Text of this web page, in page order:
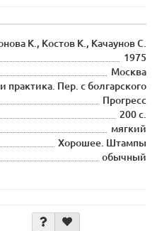
К., Костов К., Качаунов С.
1975
Москва
практика. Пер. с болгарского
Прогресс
200 с.
мягкий
Хорошее. Штампы
обычный